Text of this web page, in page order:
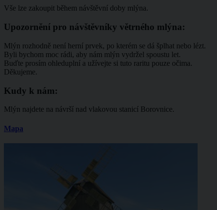
Vše lze zakoupit během návštěvní doby mlýna.
Upozornění pro návštěvníky větrného mlýna:
Mlýn rozhodně není herní prvek, po kterém se dá šplhat nebo lézt.
Byli bychom moc rádi, aby nám mlýn vydržel spoustu let.
Buďte prosím ohleduplní a užívejte si tuto raritu pouze očima.
Děkujeme.
Kudy k nám:
Mlýn najdete na návrší nad vlakovou stanicí Borovnice.
Mapa